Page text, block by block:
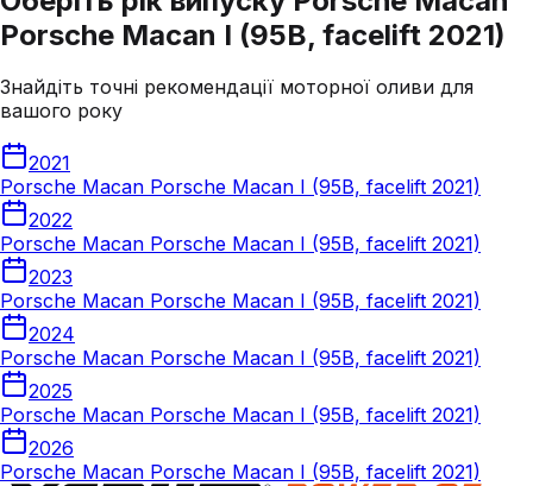
Porsche Macan I (95B, facelift 2021)
Знайдіть точні рекомендації моторної оливи для
вашого року
2021
Porsche Macan Porsche Macan I (95B, facelift 2021)
2022
Porsche Macan Porsche Macan I (95B, facelift 2021)
2023
Porsche Macan Porsche Macan I (95B, facelift 2021)
2024
Porsche Macan Porsche Macan I (95B, facelift 2021)
2025
Porsche Macan Porsche Macan I (95B, facelift 2021)
2026
Porsche Macan Porsche Macan I (95B, facelift 2021)